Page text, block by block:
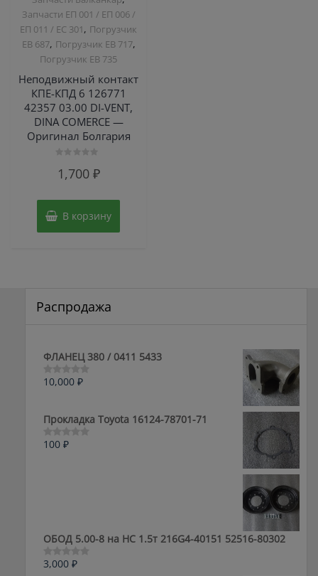
Запчасти ЕП 001 / ЕП 006 /
ЕП 011 / ЕС 301, Погрузчик
ЕВ 687, Погрузчик ЕВ 717,
Погрузчик ЕВ 735
Неподвижный контакт
КПЕ-КПД 6 126771
42357 03.00 DI-VENT,
DINA COMERCE —
Оригинал Болгария
01,700 ₽
В корзину
Распродажа
ФЛАНЕЦ 380 / 0411 5433
Оценка
5
10,000 ₽
Прокладка Toyota 16124-78701-71
Оценка
100 ₽
ОБОД 5.00-8 на HC 1.5т 216G4-40151 52516-80302
Оценка
3,000 ₽